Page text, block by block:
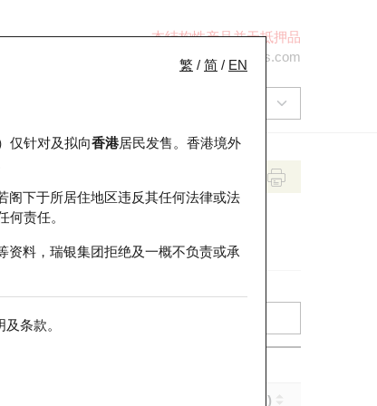
本结构性产品并无抵押品
ol-hkwarrants@ubs.com
繁 / 简 / EN
仅针对及拟向香港居民发售。香港境外
阁下于所居住地区违反其任何法律或法
何责任。
资料，瑞银集团拒绝及一概不负责或承
及条款。
到期日 (年-月-日)